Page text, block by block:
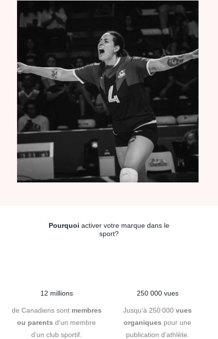
Pourquoi activer votre marque dans le
sport?
12 millions
de Canadienssontmembres
ou parents d’un membre
d’un club sportif.
250 000 vues
Jusqu’à 250 000vues
organiques pour une
publication d’athlète.